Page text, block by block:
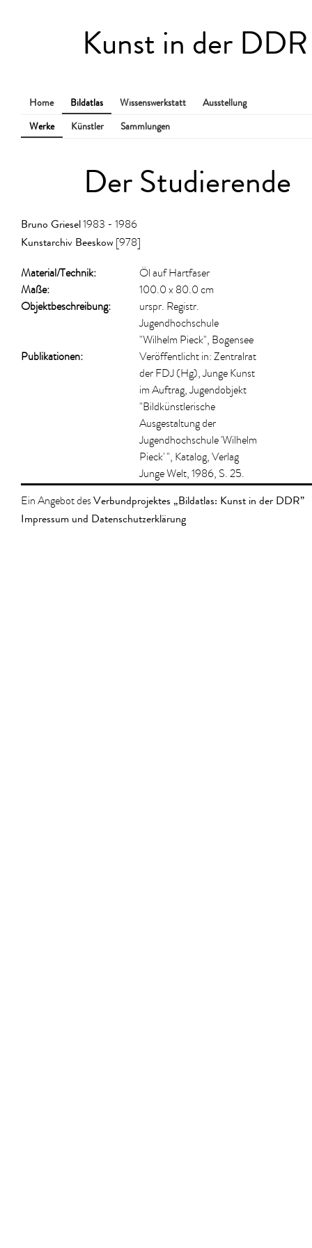
Kunst in der DDR
Home Bildatlas Wissenswerkstatt
Ausstellung
Werke
Künstler Sammlungen
Der Studierende
Bruno Griesel1983 - 1986
Kunstarchiv Beeskow [978]
Material/​Technik:
Öl auf Hartfaser
Maße:
100.0 x 80.0 cm
Objektbeschreibung:
urspr. Registr.
Jugendhochschule
"Wilhelm Pieck", Bogensee
Publikationen:
Veröffentlicht in: Zentralrat
der FDJ (Hg), Junge Kunst
im Auftrag, Jugendobjekt
"Bildkünstlerische
Ausgestaltung der
Jugendhochschule 'Wilhelm
Pieck' ", Katalog, Verlag
Junge Welt, 1986, S. 25.
Ein Angebot desVerbundprojektes „Bildatlas: Kunst in der DDR”
Impressum und Datenschutzerklärung